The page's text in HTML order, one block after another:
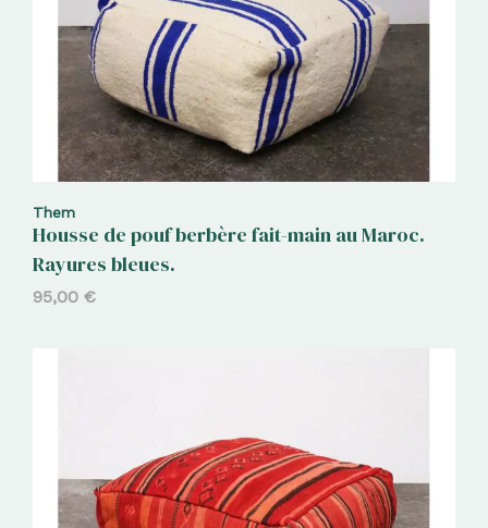
Them
Housse de pouf berbère fait-main au Maroc.
Rayures bleues.
95,00 €